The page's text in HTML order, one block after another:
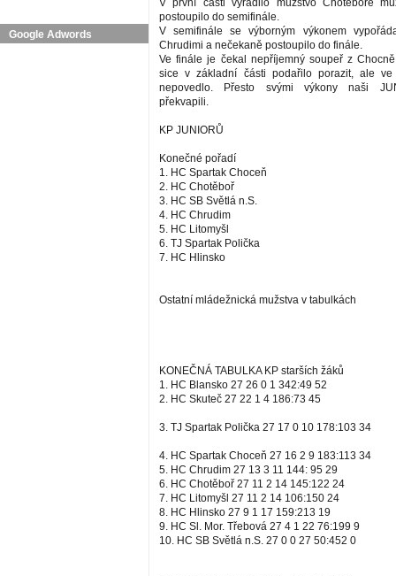
Google Adwords
V první části vyřadilo mužstvo Chotěboře
postoupilo do semifinále.
V semifinále se výborným výkonem
Chrudimi a nečekaně postoupilo do finále.
Ve finále je čekal nepříjemný soupeř z
sice v základní části podařilo porazit, ale
nepovedlo. Přesto svými výkony naši
překvapili.
KP JUNIORŮ
Konečné pořadí
1. HC Spartak Choceň
2. HC Chotěboř
3. HC SB Světlá n.S.
4. HC Chrudim
5. HC Litomyšl
6. TJ Spartak Polička
7. HC Hlinsko
Ostatní mládežnická mužstva v tabulkách
KONEČNÁ TABULKA KP starších žáků
1. HC Blansko 27 26 0 1 342:49 52
2. HC Skuteč 27 22 1 4 186:73 45
3. TJ Spartak Polička 27 17 0 10 178:103 34
4. HC Spartak Choceň 27 16 2 9 183:113 34
5. HC Chrudim 27 13 3 11 144: 95 29
6. HC Chotěboř 27 11 2 14 145:122 24
7. HC Litomyšl 27 11 2 14 106:150 24
8. HC Hlinsko 27 9 1 17 159:213 19
9. HC Sl. Mor. Třebová 27 4 1 22 76:199 9
10. HC SB Světlá n.S. 27 0 0 27 50:452 0